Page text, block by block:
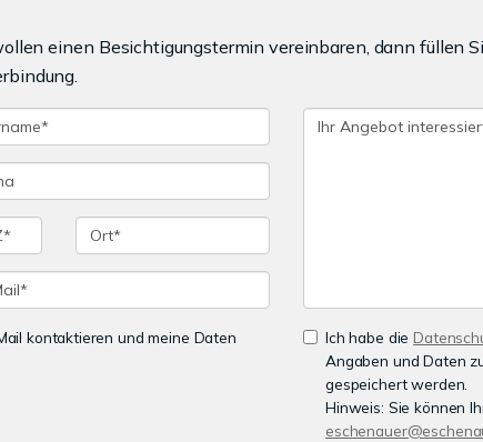
einen Besichtigungstermin vereinbaren, dann füllen
kontaktieren und meine Daten
Ich habe die
Angaben und Daten
gespeichert werden.
Hinweis: Sie können